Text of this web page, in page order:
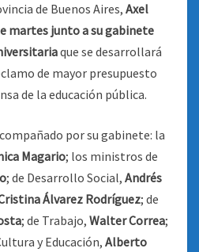
de Buenos Aires, Axel
martes junto a su gabinete
que se desarrollará
de mayor presupuesto
de la educación pública.
por su gabinete: la
Magario; los ministros de
; de Desarrollo Social, Andrés
Álvarez Rodríguez; de
; de Trabajo, Walter Correa;
y Educación, Alberto